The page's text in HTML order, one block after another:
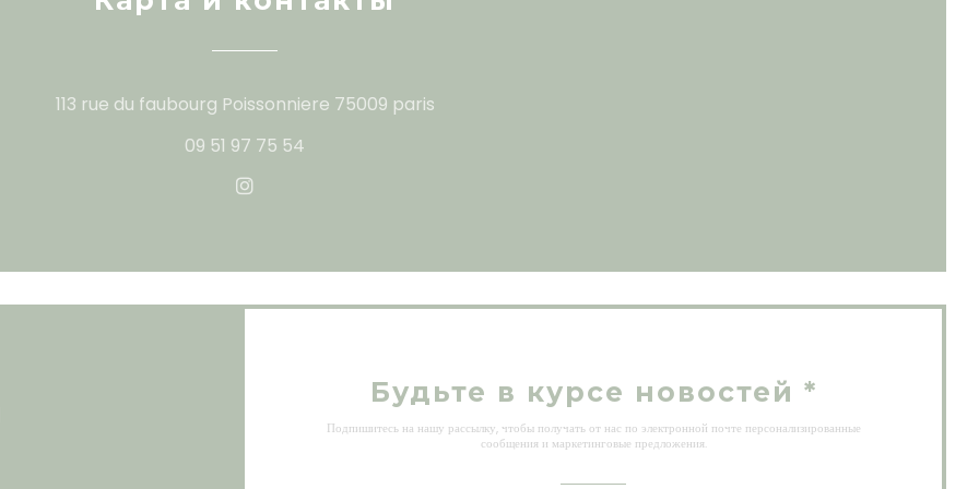
113 rue du faubourg Poissonniere 75009 paris((открывается в новом окне))
09 51 97 75 54
Instagram ((открывается в новом окне))
Будьте в курсе новостей *
Подпишитесь на нашу рассылку, чтобы получать от нас по электронной почте персонализированные
сообщения и маркетинговые предложения.